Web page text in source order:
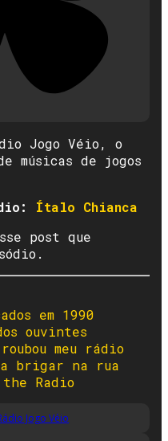
Jogo Véio, o
músicas de jogos
Ítalo Chianca
post que
em 1990
ouvintes
meu rádio
brigar na rua
Radio
Jogo Véio